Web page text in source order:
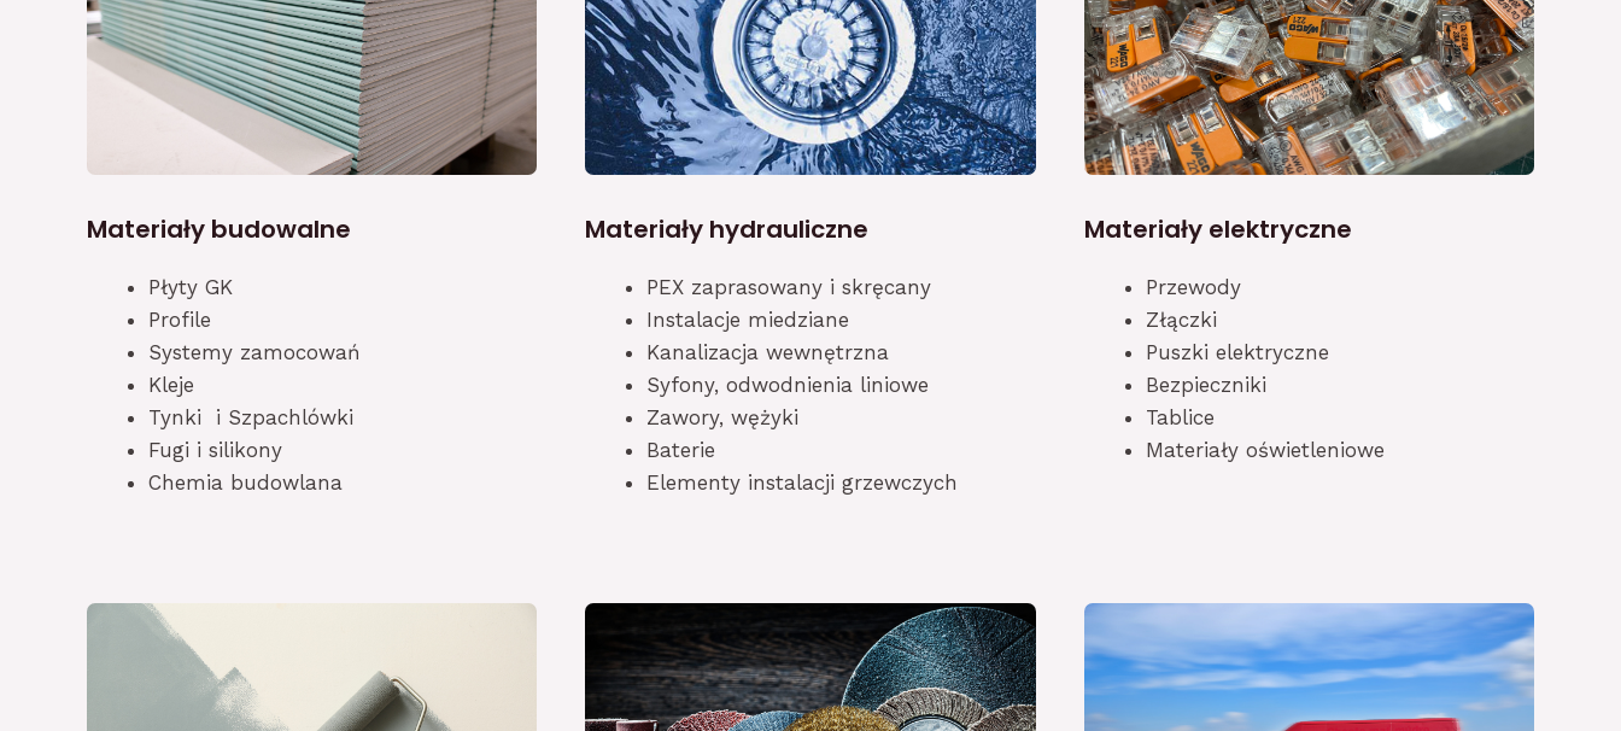
Materiały budowalne
Płyty GK
Profile
Systemy zamocowań
Kleje
Tynki i Szpachlówki
Fugi i silikony
Chemia budowlana
Materiały hydrauliczne
PEX zaprasowany i skręcany
Instalacje miedziane
Kanalizacja wewnętrzna
Syfony, odwodnienia liniowe
Zawory, wężyki
Baterie
Elementy instalacji grzewczych
Materiały elektryczne
Przewody
Złączki
Puszki elektryczne
Bezpieczniki
Tablice
Materiały oświetleniowe